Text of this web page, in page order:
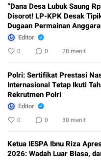
“Dana Desa Lubuk Saung
Disorot! LP-KPK Desak
Dugaan Permainan
Editor
0 0 28 menit
Polri: Sertifikat Prestasi
Internasional Tetap Ikuti
Rekrutmen Polri
Editor
0 0 30 menit
Ketua IESPA Ibnu Riza
2026: Wadah Luar Biasa,